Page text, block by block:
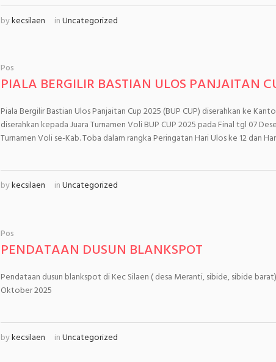
bykecsilaen inUncategorized
Pos
PIALA BERGILIR BASTIAN ULOS PANJAITAN
Piala Bergilir Bastian Ulos Panjaitan Cup 2025 (BUP CUP) diserahkan ke
diserahkan kepada Juara Turnamen Voli BUP CUP 2025 pada Final tgl 07
Turnamen Voli se-Kab. Toba dalam rangka Peringatan Hari Ulos ke 12 dan
bykecsilaen inUncategorized
Pos
PENDATAAN DUSUN BLANKSPOT
Pendataan dusun blankspot di Kec Silaen ( desa Meranti, sibide, sibide
Oktober 2025
bykecsilaen inUncategorized